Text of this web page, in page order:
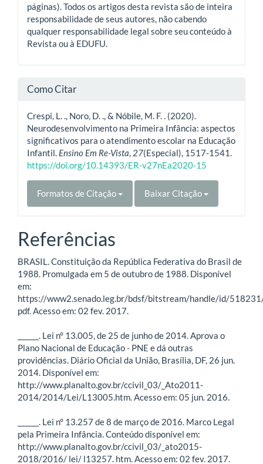
páginas). Todos os artigos desta revista são de inteira
responsabilidade de seus autores, não cabendo
qualquer responsabilidade legal sobre seu conteúdo à
Revista ou à EDUFU.
Como Citar
Crespi, L. ., Noro, D. ., & Nóbile, M. F. . (2020).
Neurodesenvolvimento na Primeira Infância: aspectos
significativos para o atendimento escolar na Educação
Infantil. Ensino Em Re-Vista, 27(Especial), 1517-1541.
https://doi.org/10.14393/ER-v27nEa2020-15
Formatos de Citação Baixar Citação
Referências
BRASIL. Constituição da República Federativa do Brasil de
1988. Promulgada em 5 de outubro de 1988. Disponível
em:
https://www2.senado.leg.br/bdsf/bitstream/handle/id/
pdf. Acesso em: 02 fev. 2017.
______. Lei n° 13.005, de 25 de junho de 2014. Aprova o
Plano Nacional de Educação - PNE e dá outras
providências. Diário Oficial da União, Brasília, DF, 26 jun.
2014. Disponível em:
http://www.planalto.gov.br/ccivil_03/_Ato2011-
2014/2014/Lei/L13005.htm. Acesso em: 05 jun. 2016.
______. Lei n° 13.257 de 8 de março de 2016. Marco Legal
pela Primeira Infância. Conteúdo disponível em:
http://www.planalto.gov.br/ccivil_03/_ato2015-
2018/2016/ lei/ l13257. htm. Acesso em: 02 fev. 2017.